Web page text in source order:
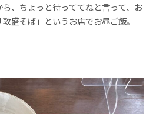
、ちょっと待っててねと言って、お
盛そば」というお店でお昼ご飯。